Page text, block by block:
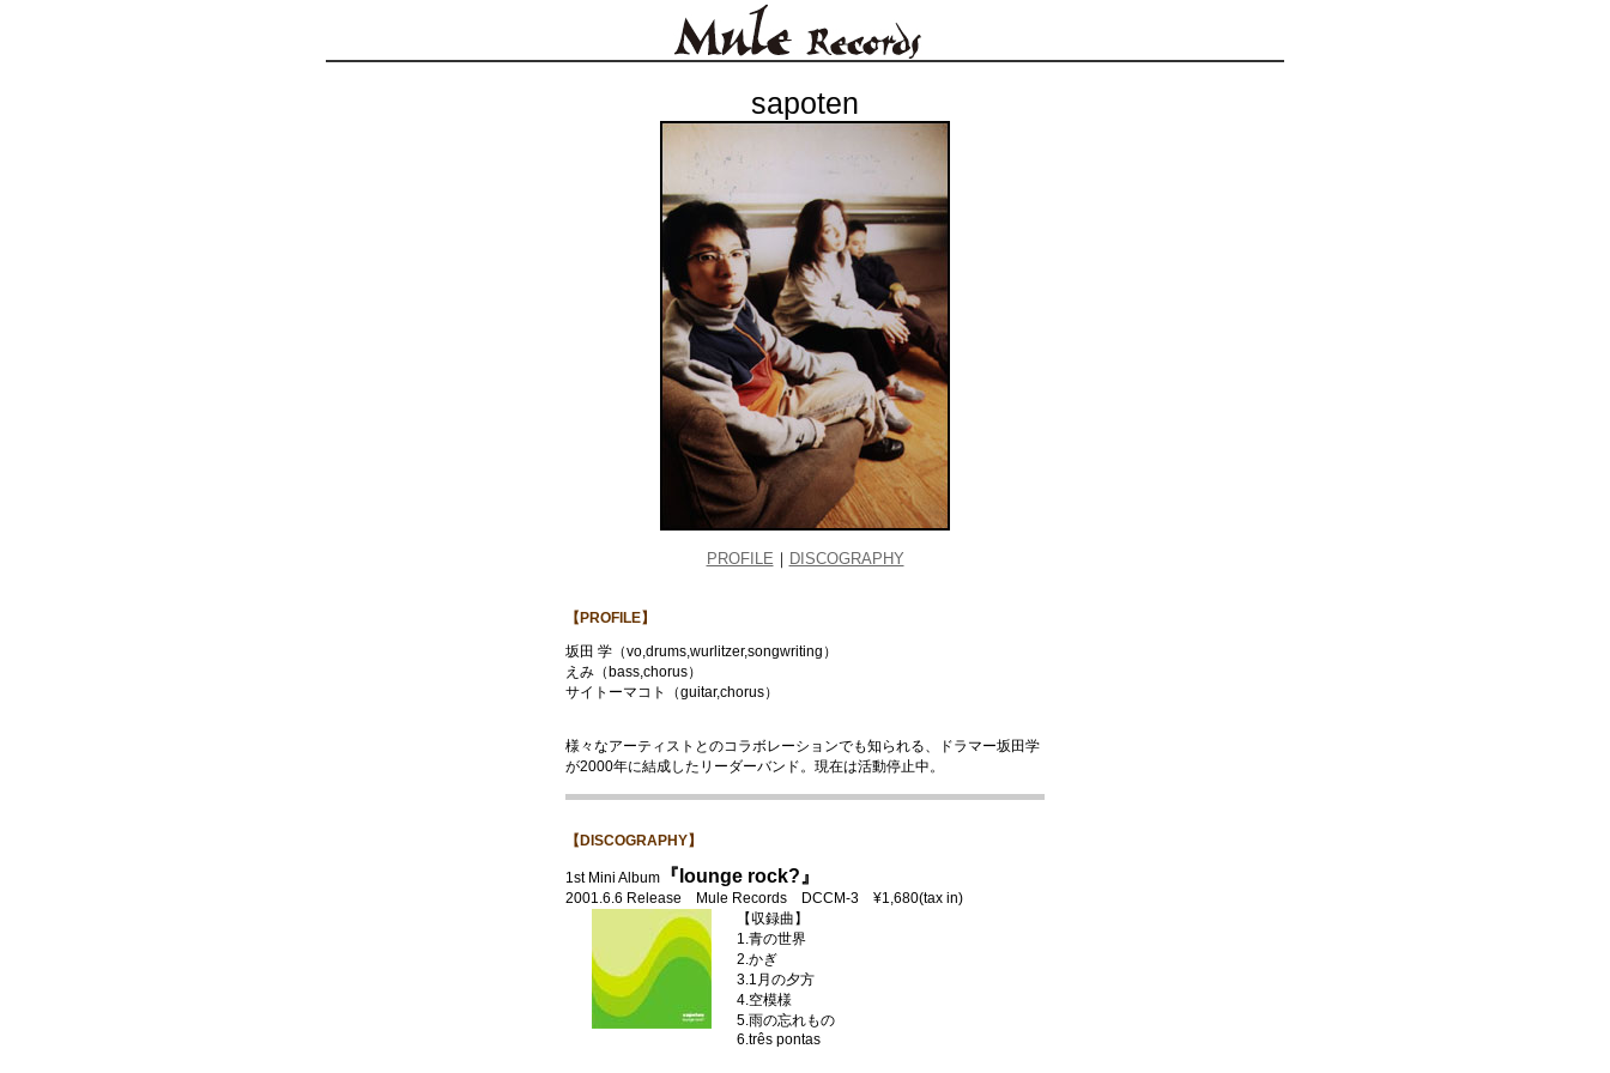
sapoten
PROFILE ｜ DISCOGRAPHY
【PROFILE】
坂田 学（vo,drums,wurlitzer,songwriting）
えみ（bass,chorus）
サイトーマコト（guitar,chorus）
様々なアーティストとのコラボレーションでも知られる、ドラマー坂田学
が2000年に結成したリーダーバンド。現在は活動停止中。
【DISCOGRAPHY】
1st Mini Album 『lounge rock?』
2001.6.6 Release Mule Records DCCM-3 ¥1,680(tax in)
【収録曲】
1.青の世界
2.かぎ
3.1月の夕方
4.空模様
5.雨の忘れもの
6.três pontas